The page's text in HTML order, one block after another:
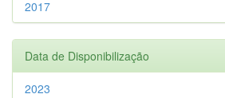
2017
Data de Disponibilização
2023